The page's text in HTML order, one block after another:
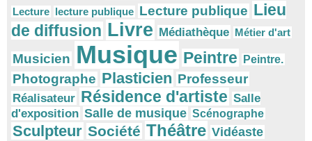
Lecture lecture publique Lecture publique Lieu
de diffusion Livre Médiathèque Métier d'art
Musicien Musique Peintre Peintre.
Photographe Plasticien Professeur
Réalisateur Résidence d'artiste Salle
d'exposition Salle de musique Scénographe
Sculpteur Société Théâtre Vidéaste